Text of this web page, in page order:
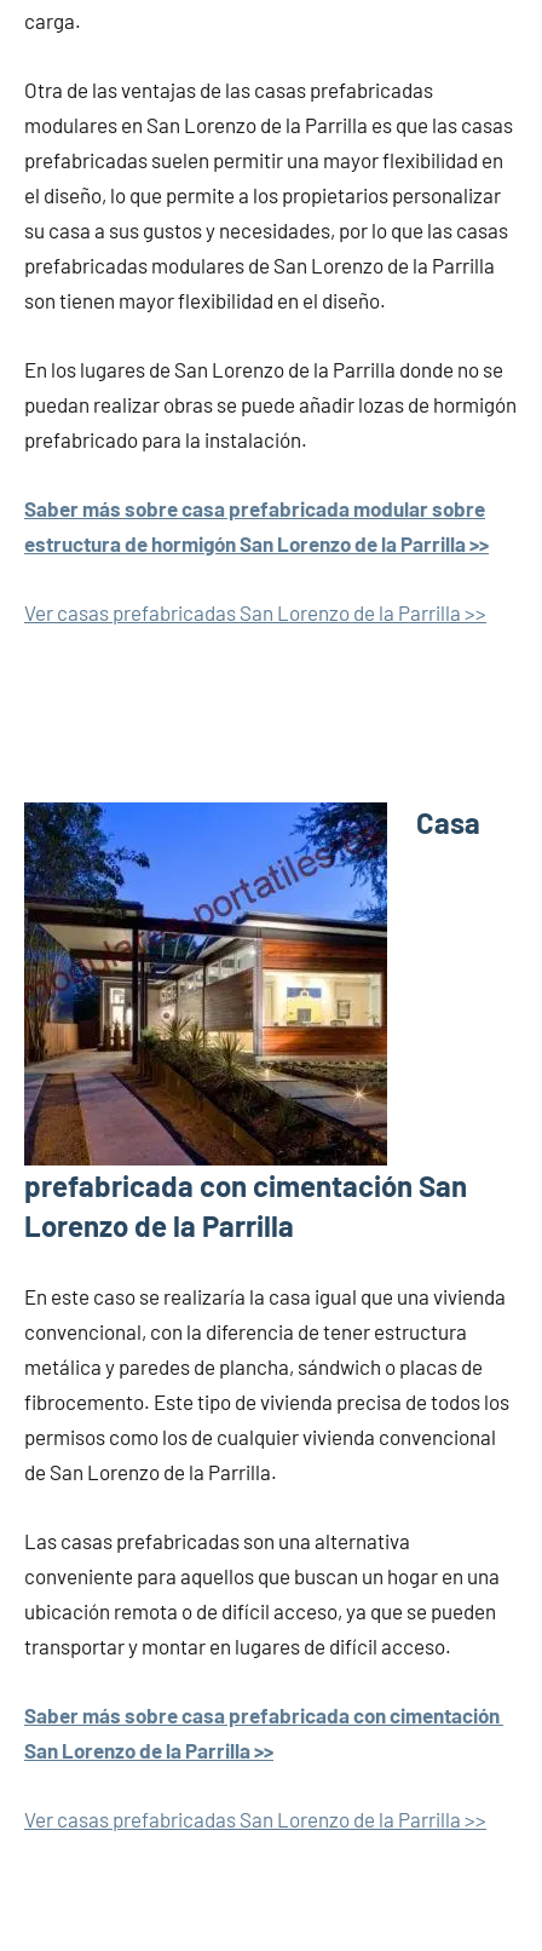
carga.
Otra de las ventajas de las casas prefabricadas
modulares en San Lorenzo de la Parrilla es que las casas
prefabricadas suelen permitir una mayor flexibilidad en
el diseño, lo que permite a los propietarios personalizar
su casa a sus gustos y necesidades, por lo que las casas
prefabricadas modulares de San Lorenzo de la Parrilla
son tienen mayor flexibilidad en el diseño.
En los lugares de San Lorenzo de la Parrilla donde no se
puedan realizar obras se puede añadir lozas de hormigón
prefabricado para la instalación.
Saber más sobre casa prefabricada modular sobre
estructura de hormigón San Lorenzo de la Parrilla >>
Ver casas prefabricadas San Lorenzo de la Parrilla >>
Casa
prefabricada con cimentación San
Lorenzo de la Parrilla
En este caso se realizaría la casa igual que una vivienda
convencional, con la diferencia de tener estructura
metálica y paredes de plancha, sándwich o placas de
fibrocemento. Este tipo de vivienda precisa de todos los
permisos como los de cualquier vivienda convencional
de San Lorenzo de la Parrilla.
Las casas prefabricadas son una alternativa
conveniente para aquellos que buscan un hogar en una
ubicación remota o de difícil acceso, ya que se pueden
transportar y montar en lugares de difícil acceso.
Saber más sobre casa prefabricada con cimentación
San Lorenzo de la Parrilla >>
Ver casas prefabricadas San Lorenzo de la Parrilla >>